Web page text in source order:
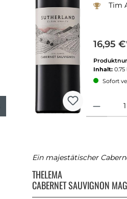
Tim
16,95
Inhalt:0.75
Sofort
Ein majestätischer
THELEMA
CABERNET SAUVIGNON